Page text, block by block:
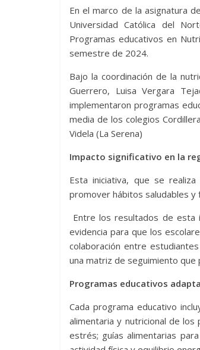
En el marco de la asignatura
Universidad Católica del
Programas educativos en
semestre de 2024.
Bajo la coordinación de la
Guerrero, Luisa Vergara
implementaron programas
media de los colegios
Videla (La Serena)
Impacto significativo en la
Esta iniciativa, que se
promover hábitos saludables y
Entre los resultados de esta
evidencia para que los
colaboración entre
una matriz de seguimiento que
Programas educativos
Cada programa educativo
alimentaria y nutricional de
estrés; guías alimentarias